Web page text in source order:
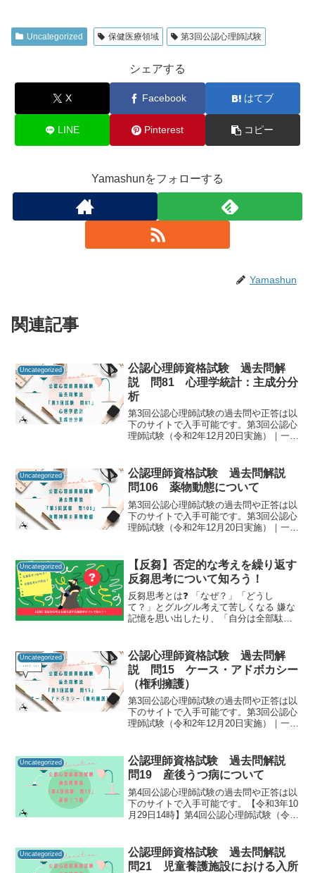
Uncategorized 保健医療領域 第3回公認心理師試験
シェアする
X Facebook はてブ
LINE Pinterest コピー
Yamashunをフォローする
Yamashun
関連記事
Uncategorized
公認心理師資格試験 過去問解
説 問81 心理学統計：主成分分
析
第3回公認心理師試験の過去問や正答は以
下のサイトで入手可能です。第3回公認心
理師試験（令和2年12月20日実施）｜一般
ることで「自分に必要な知識は何か」を
知るための手が...
Uncategorized
公認理師資格試験 過去問解説
問106 薬物動態について
第3回公認心理師試験の過去問や正答は以
下のサイトで入手可能です。第3回公認心
理師試験（令和2年12月20日実施）｜一般
ることで「自分に必要な知識は何か」を
知るための手が...
Uncategorized
【反芻】否定的な考えを繰り返す
反芻思考について知ろう！
反芻思考とは❓ 「なぜ？」「どうし
て？」とグルグル考えて苦しくなる 嫌な
記憶を思い出したり、「自分は全部駄目
こう）と呼びます。反芻思考自体は病気
ではなく、健康的な方から...
Uncategorized
公認心理師資格試験 過去問解
説 問15 ケース・アドボカシー
（権利擁護）
第3回公認心理師試験の過去問や正答は以
下のサイトで入手可能です。第3回公認心
理師試験（令和2年12月20日実施）｜一般
ることで「自分に必要な知識は何か」を
知るための手が...
Uncategorized
公認理師資格試験 過去問解説
問19 産後うつ病について
第4回公認心理師試験の過去問や正答は以
下のサイトで入手可能です。【令和3年10
月29日14時】第4回公認心理師試験（令和
ンター 公認心理試験公認心理師資格試験
の過去...
Uncategorized
公認理師資格試験 過去問解説
問21 児童養護施設における入所